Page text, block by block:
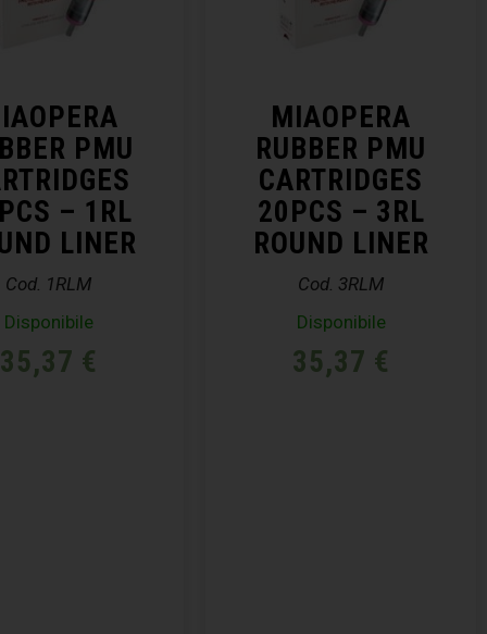
PMU
– 1RL
LINER
Cod. 1RLM
Disponibile
35,37 €
MIAOPERA
RUBBER PMU
CARTRIDGES
20PCS – 3RL
ROUND LINER
Cod. 3RLM
Disponibile
35,37 €